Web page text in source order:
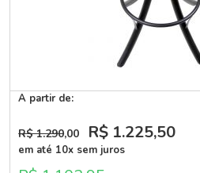
A partir de:
R$ 1.290,00 R$ 1.225,50
em até 10x sem juros